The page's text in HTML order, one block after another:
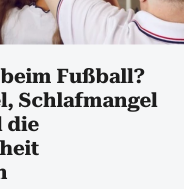
Fußball?
Schlafmangel
die